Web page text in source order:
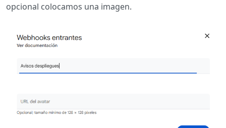
opcional colocamos una imagen.